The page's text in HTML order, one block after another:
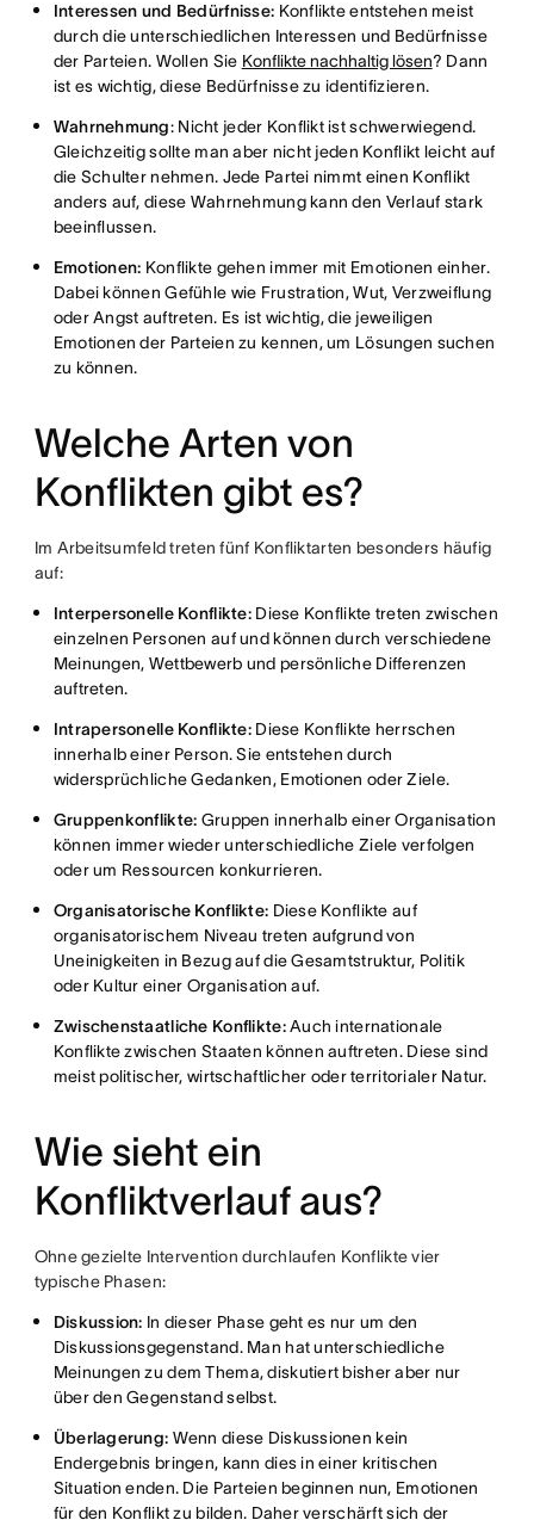
Interessen und Bedürfnisse: Konflikte entstehen meist
durch die unterschiedlichen Interessen und Bedürfnisse
der Parteien. Wollen Sie Konflikte nachhaltig lösen? Dann
ist es wichtig, diese Bedürfnisse zu identifizieren.
Wahrnehmung: Nicht jeder Konflikt ist schwerwiegend.
Gleichzeitig sollte man aber nicht jeden Konflikt leicht auf
die Schulter nehmen. Jede Partei nimmt einen Konflikt
anders auf, diese Wahrnehmung kann den Verlauf stark
beeinflussen.
Emotionen: Konflikte gehen immer mit Emotionen einher.
Dabei können Gefühle wie Frustration, Wut, Verzweiflung
oder Angst auftreten. Es ist wichtig, die jeweiligen
Emotionen der Parteien zu kennen, um Lösungen suchen
zu können.
Welche Arten von
Konflikten gibt es?
Im Arbeitsumfeld treten fünf Konfliktarten besonders häufig
auf:
Interpersonelle Konflikte:Diese Konflikte treten zwischen
einzelnen Personen auf und können durch verschiedene
Meinungen, Wettbewerb und persönliche Differenzen
auftreten.
Intrapersonelle Konflikte:Diese Konflikte herrschen
innerhalb einer Person. Sie entstehen durch
widersprüchliche Gedanken, Emotionen oder Ziele.
Gruppenkonflikte: Gruppen innerhalb einer Organisation
können immer wieder unterschiedliche Ziele verfolgen
oder um Ressourcen konkurrieren.
Organisatorische Konflikte: Diese Konflikte auf
organisatorischem Niveau treten aufgrund von
Uneinigkeiten in Bezug auf die Gesamtstruktur, Politik
oder Kultur einer Organisation auf.
Zwischenstaatliche Konflikte:Auch internationale
Konflikte zwischen Staaten können auftreten. Diese sind
meist politischer, wirtschaftlicher oder territorialer Natur.
Wie sieht ein
Konfliktverlauf aus?
Ohne gezielte Intervention durchlaufen Konflikte vier
typische Phasen:
Diskussion: In dieser Phase geht es nur um den
Diskussionsgegenstand. Man hat unterschiedliche
Meinungen zu dem Thema, diskutiert bisher aber nur
über den Gegenstand selbst.
Überlagerung: Wenn diese Diskussionen kein
Endergebnis bringen, kann dies in einer kritischen
Situation enden. Die Parteien beginnen nun, Emotionen
für den Konflikt zu bilden. Daher verschärft sich der